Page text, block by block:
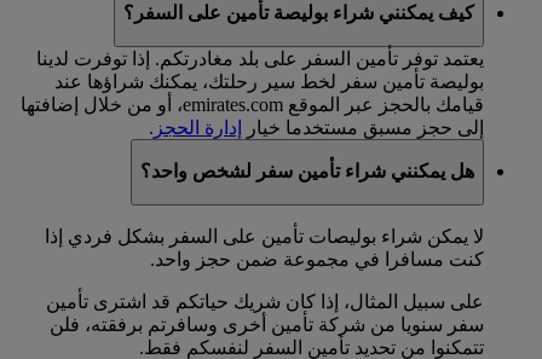
كيف يمكنني شراء بوليصة تأمين على السفر؟
يعتمد توفر تأمين السفر على بلد مغادرتكم. إذا توفرت لدينا
بوليصة تأمين سفر لخط سير رحلتك، يمكنك شراؤها عند
قيامك بالحجز عبر الموقع emirates.com، أو من خلال إضافتها
إلى حجز مسبق مستخدما خيار
إدارة الحجز .
هل يمكنني شراء تأمين سفر لشخص واحد؟
لا يمكن شراء بوليصات تأمين على السفر بشكل فردي إذا
كنت مسافرا في مجموعة ضمن حجز واحد.
على سبيل المثال، إذا كان شريك حياتكم قد اشترى تأمين
سفر سنويا من شركة تأمين أخرى وسافرتم برفقته، فلن
تتمكنوا من تحديد تأمين السفر لنفسكم فقط.